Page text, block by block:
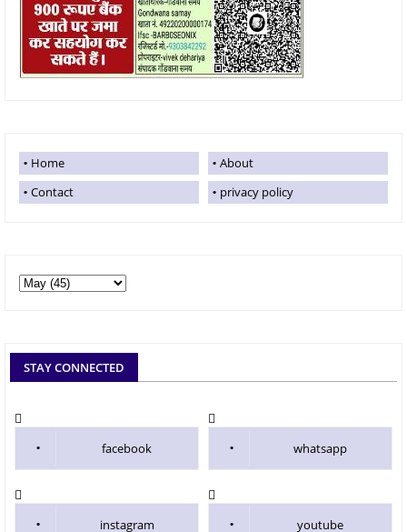
Home
About
Contact
privacy policy
STAY CONNECTED
facebook whatsapp
instagram youtube